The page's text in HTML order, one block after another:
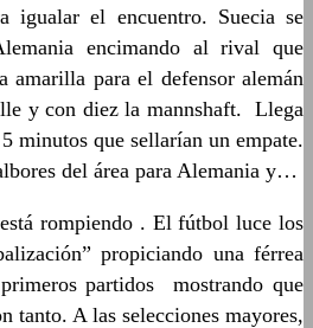
igualar el encuentro. Suecia se
encimando al rival que
amarilla para el defensor alemán
y con diez la mannshaft. Llega
minutos que sellarían un empate.
del área para Alemania y…
rompiendo . El fútbol luce los
propiciando una férrea
partidos mostrando que
tanto. A las selecciones mayores,